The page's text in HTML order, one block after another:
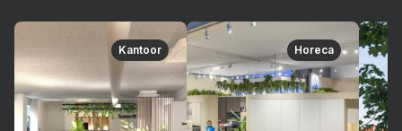
Kantoor Horeca